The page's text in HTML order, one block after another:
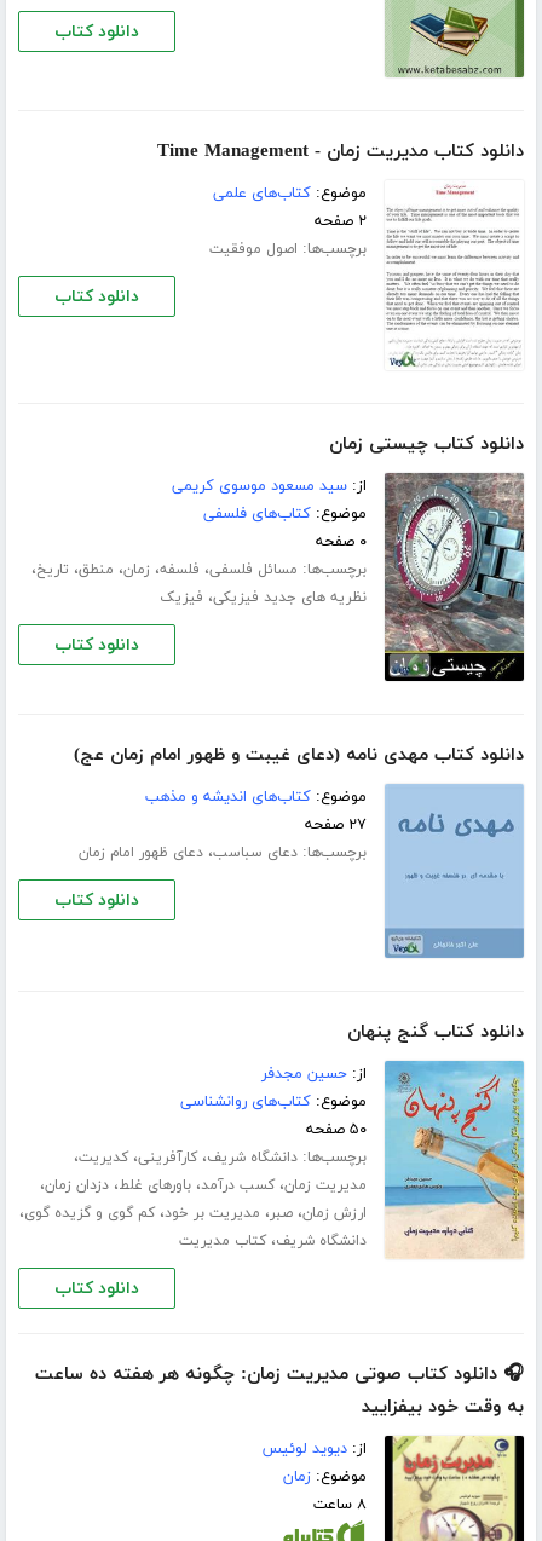
دانلود کتاب
دانلود کتاب مدیریت زمان - Time Management
موضوع:کتاب‌های علمی
۲ صفحه
برچسب‌ها: اصول موفقیت
دانلود کتاب
دانلود کتاب چیستى زمان
از:سید مسعود موسوى کریمى
موضوع:کتاب‌های فلسفی
۰ صفحه
برچسب‌ها: مسائل فلسفى، فلسفه، زمان، منطق، تاریخ،
نظریه هاى جدید فیزیکی، فیزیک
دانلود کتاب
دانلود کتاب مهدی نامه (دعای غیبت و ظهور امام زمان عج)
موضوع:کتاب‌های اندیشه و مذهب
۲۷ صفحه
برچسب‌ها:دعای سباسب،دعای ظهور امام زمان
دانلود کتاب
دانلود کتاب گنج پنهان
از:حسین مجدفر
موضوع:کتاب‌های روانشناسی
۵۰ صفحه
برچسب‌ها:دانشگاه شریف،کارآفرینی،کدیریت،
مدیریت زمان،کسب درآمد،باورهای غلط،دزدان زمان،
ارزش زمان،صبر، مدیریت بر خود،کم گوی و گزیده گوی،
دانشگاه شریف،کتاب مدیریت
دانلود کتاب
🎧 دانلود کتاب صوتی مدیریت زمان: چگونه هر هفته ده ساعت
به وقت خود بیفزایید
از:دیوید لوئیس
موضوع:زمان
۸ ساعت